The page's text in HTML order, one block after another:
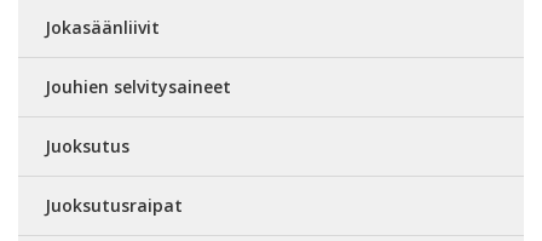
Jokasäänliivit
Jouhien selvitysaineet
Juoksutus
Juoksutusraipat